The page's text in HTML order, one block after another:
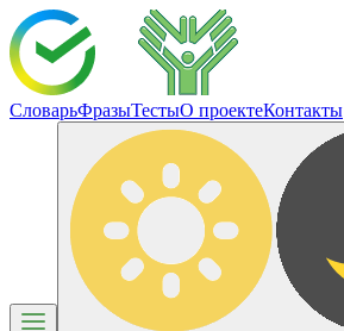
СловарьФразыТестыО проектеКонтакты